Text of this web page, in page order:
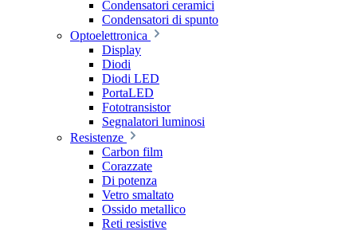
Condensatori ceramici
Condensatori di spunto
Optoelettronica
Display
Diodi
Diodi LED
PortaLED
Fototransistor
Segnalatori luminosi
Resistenze
Carbon film
Corazzate
Di potenza
Vetro smaltato
Ossido metallico
Reti resistive